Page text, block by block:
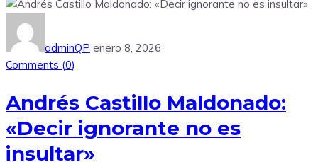
adminQP enero 8, 2026
Comments (0)
Andrés Castillo Maldonado:
«Decir ignorante no es
insultar»